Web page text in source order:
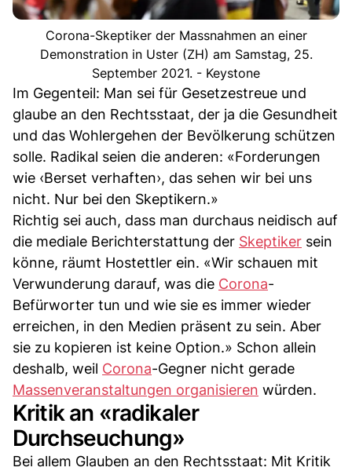
Corona-Skeptiker der Massnahmen an einer
Demonstration in Uster (ZH) am Samstag, 25.
September 2021. - Keystone
Im Gegenteil: Man sei für Gesetzestreue und
glaube an den Rechtsstaat, der ja die Gesundheit
und das Wohlergehen der Bevölkerung schützen
solle. Radikal seien die anderen: «Forderungen
wie ‹Berset verhaften›, das sehen wir bei uns
nicht. Nur bei den Skeptikern.»
Richtig sei auch, dass man durchaus neidisch auf
die mediale Berichterstattung der Skeptiker sein
könne, räumt Hostettler ein. «Wir schauen mit
Verwunderung darauf, was die Corona-
Befürworter tun und wie sie es immer wieder
erreichen, in den Medien präsent zu sein. Aber
sie zu kopieren ist keine Option.» Schon allein
deshalb, weil Corona-Gegner nicht gerade
Massenveranstaltungen organisieren würden.
Kritik an «radikaler
Durchseuchung»
Bei allem Glauben an den Rechtsstaat: Mit Kritik